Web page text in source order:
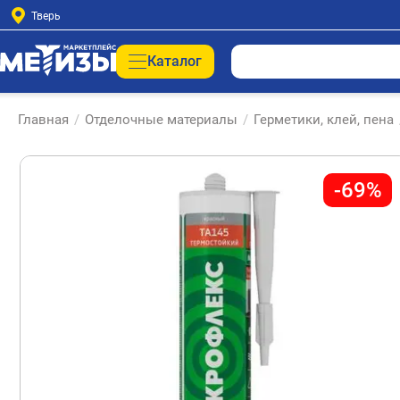
Тверь
Каталог
Главная / Отделочные материалы / Герметики, клей, пена
-69%